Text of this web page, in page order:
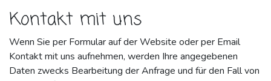
Kontakt mit uns
Wenn Sie per Formular auf der Website oder per Email
Kontakt mit uns aufnehmen, werden Ihre angegebenen
Daten zwecks Bearbeitung der Anfrage und für den Fall von